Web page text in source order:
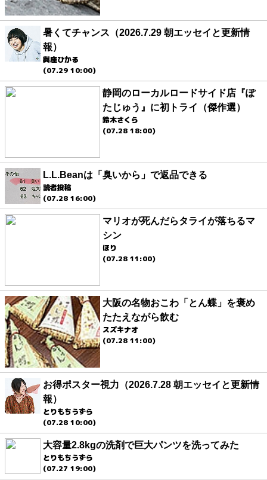
暑くてチャンス（2026.7.29 朝エッセイと更新情
報）
與座ひかる
(07.29 10:00)
静岡のローカルロードサイド店『ぽ
たじゅう』に初トライ（傑作選）
鈴木さくら
(07.28 18:00)
L.L.Beanは「臭いから」で返品できる
読者投稿
(07.28 16:00)
マリオが死んだらタライが落ちるマ
シン
ほり
(07.28 11:00)
大阪の名物おこわ「とん蝶」を褒め
たたえながら飲む
スズキナオ
(07.28 11:00)
お得ポスター視力（2026.7.28 朝エッセイと更新情
報）
とりもちうずら
(07.28 10:00)
大容量2.8kgの洗剤で巨大パンツを洗ってみた
とりもちうずら
(07.27 19:00)